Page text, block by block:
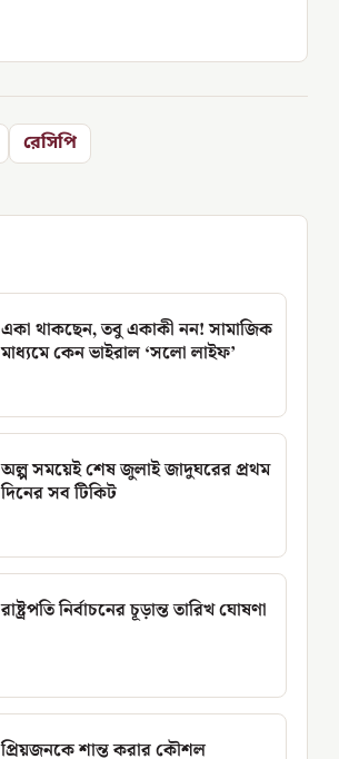
রেসিপি
একা থাকছেন, তবু একাকী নন! সামাজিক
মাধ্যমে কেন ভাইরাল ‘সলো লাইফ’
অল্প সময়েই শেষ জুলাই জাদুঘরের প্রথম
দিনের সব টিকিট
রাষ্ট্রপতি নির্বাচনের চূড়ান্ত তারিখ ঘোষণা
প্রিয়জনকে শান্ত করার কৌশল